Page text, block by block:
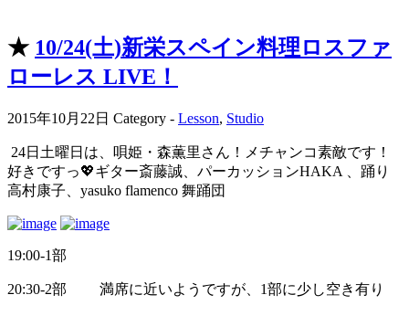
★ 10/24(土)新栄スペイン料理ロスファ
ローレス LIVE！
2015年10月22日 Category - Lesson, Studio
24日土曜日は、唄姫・森薫里さん！メチャンコ素敵です！
好きですっ💖ギター斎藤誠、パーカッションHAKA 、踊り
高村康子、yasuko flamenco 舞踊団
19:00-1部
20:30-2部 満席に近いようですが、1部に少し空き有り